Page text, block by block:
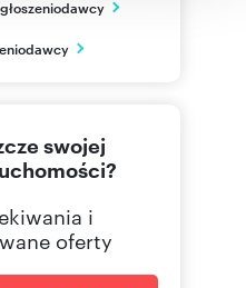
swojej
i
oferty